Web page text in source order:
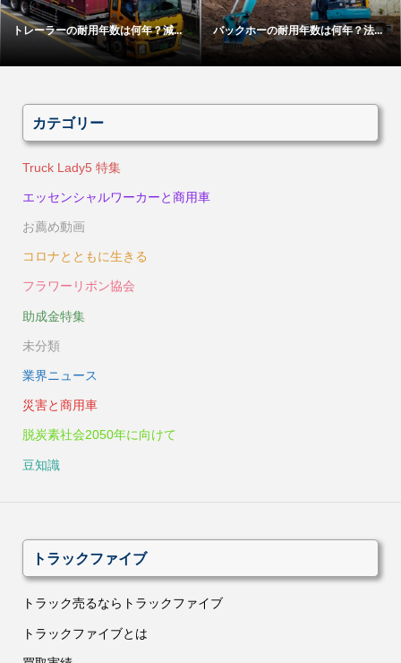
トレーラーの耐用年数は何年？減... バックホーの耐用年数は何年？法...
カテゴリー
Truck Lady5 特集
エッセンシャルワーカーと商用車
お薦め動画
コロナとともに生きる
フラワーリボン協会
助成金特集
未分類
業界ニュース
災害と商用車
脱炭素社会2050年に向けて
豆知識
トラックファイブ
トラック売るならトラックファイブ
トラックファイブとは